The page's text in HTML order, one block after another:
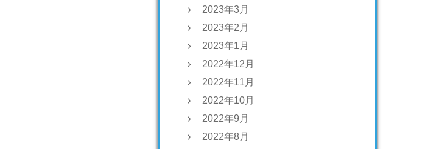
2023年3月
2023年2月
2023年1月
2022年12月
2022年11月
2022年10月
2022年9月
2022年8月